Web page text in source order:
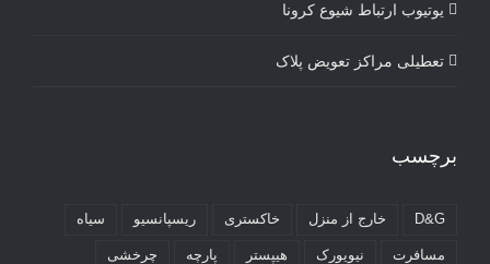
یوتیوب ارتباط شیوع کرونا
تعطیلی مراکز تعویض پلاک
برچسب
D&G خارج از منزل خاکستری ریسپانسیو سیاه
مسافرت نیویورک هیپستر پارچه چرخشی